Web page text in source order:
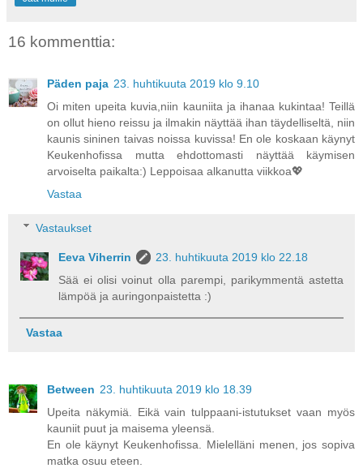
16 kommenttia:
Päden paja 23. huhtikuuta 2019 klo 9.10
Oi miten upeita kuvia,niin kauniita ja ihanaa kukintaa! Teillä
on ollut hieno reissu ja ilmakin näyttää ihan täydelliseltä, niin
kaunis sininen taivas noissa kuvissa! En ole koskaan käynyt
Keukenhofissa mutta ehdottomasti näyttää käymisen
arvoiselta paikalta:) Leppoisaa alkanutta viikkoa💖
Vastaa
Vastaukset
Eeva Viherrin
23. huhtikuuta 2019 klo 22.18
Sää ei olisi voinut olla parempi, parikymmentä astetta
lämpöä ja auringonpaistetta :)
Vastaa
Between 23. huhtikuuta 2019 klo 18.39
Upeita näkymiä. Eikä vain tulppaani-istutukset vaan myös
kauniit puut ja maisema yleensä.
En ole käynyt Keukenhofissa. Mielelläni menen, jos sopiva
matka osuu eteen.